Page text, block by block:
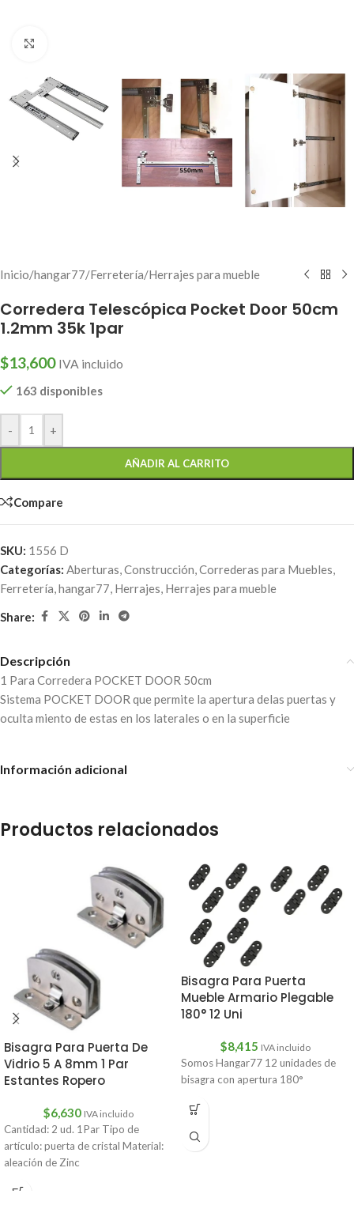
Inicio/hangar77/Ferretería/Herrajes para mueble
Corredera Telescópica Pocket Door 50cm
1.2mm 35k 1par
$13,600 IVA incluido
163 disponibles
- +
AÑADIR AL CARRITO
Compare
SKU: 1556 D
Categorías: Aberturas,Construcción,Correderas para Muebles,
Ferretería,hangar77, Herrajes, Herrajes para mueble
Share:
Descripción
1 Para Corredera POCKET DOOR 50cm
Sistema POCKET DOOR que permite la apertura delas puertas y
oculta miento de estas en los laterales o en la superficie
Información adicional
Productos relacionados
Bisagra Para Puerta De
Vidrio 5 A 8mm 1 Par
Estantes Ropero
$6,630 IVA incluido
Cantidad: 2 ud. 1Par Tipo de
artículo: puerta de cristal Material:
aleación de Zinc
Bisagra Para Puerta
Mueble Armario Plegable
180° 12 Uni
$8,415 IVA incluido
Somos Hangar77 12 unidades de
bisagra con apertura 180°